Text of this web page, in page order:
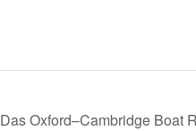
Das Oxford–Cambridge Boat